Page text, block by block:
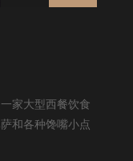
家大型西餐饮食
和各种馋嘴小点